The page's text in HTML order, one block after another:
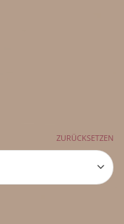
ZURÜCKSETZEN